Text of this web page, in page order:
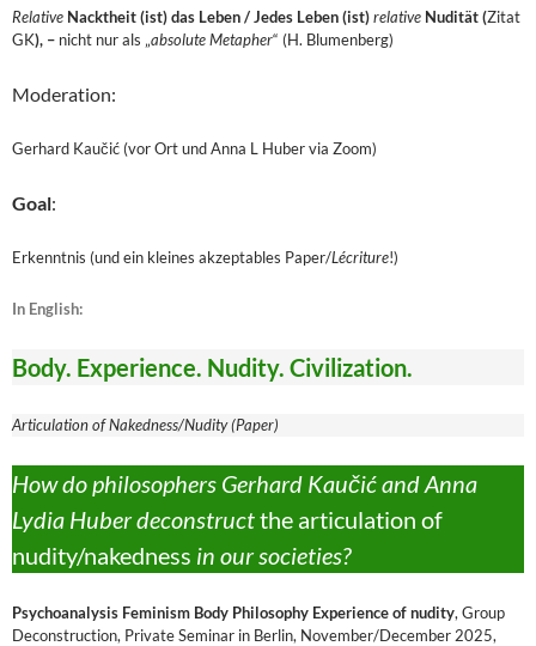
Relative Nacktheit (ist) das Leben / Jedes Leben (ist)relative Nudität (Zitat
GK), – nicht nur als „absolute Metapher“ (H. Blumenberg)
Moderation:
Gerhard Kaučić (vor Ort und Anna L Huber via Zoom)
Goal:
Erkenntnis (und ein kleines akzeptables Paper/Lécriture!)
In English:
Body. Experience. Nudity. Civilization.
Articulation of Nakedness/Nudity (Paper)
How do philosophers Gerhard Kaučić and Anna
Lydia Huber deconstructthe articulation of
nudity/nakedness in our societies?
Psychoanalysis Feminism Body Philosophy Experience of nudity, Group
Deconstruction, Private Seminar in Berlin, November/December 2025,